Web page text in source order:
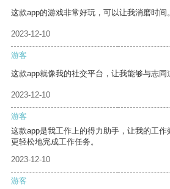
这款app的游戏非常好玩，可以让我消磨时间。
2023-12-10
游客
这款app就像我的社交平台，让我能够与志同
2023-12-10
游客
这款app是我工作上的得力助手，让我的工
更轻松地完成工作任务。
2023-12-10
游客